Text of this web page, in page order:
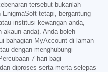
tersebut bukanlah
tetapi, bergantung
institusi kewangan anda,
akaun anda). Anda boleh
bahagian MyAccount di laman
dengan menghubungi
7 hari bagi
diproses serta-merta selepas